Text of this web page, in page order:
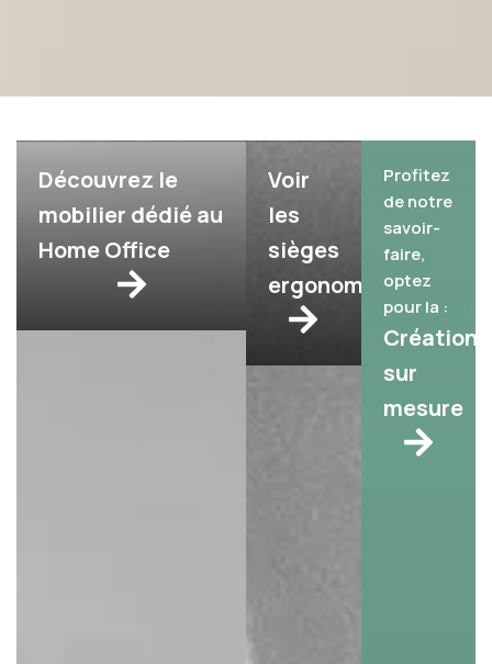
Découvrez le
mobilier dédié au
Home Office
Voir
les
sièges
ergonomiques
Profitez
de notre
savoir-
faire,
optez
pour la :
Création
sur
mesure